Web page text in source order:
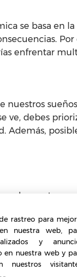
se basa en
enfrentar
nuestros
ve, debes
Además,
la que te
frente a
no deberás
rastreo para
nuestra web,
y
en nuestra web y